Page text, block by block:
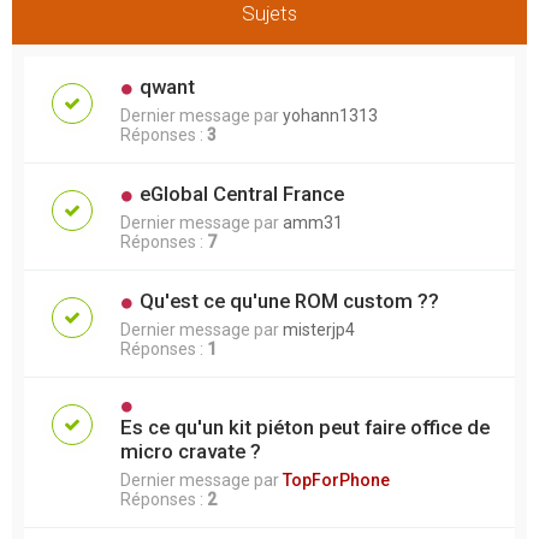
Sujets
qwant
Dernier message paryohann1313
Réponses : 3
eGlobal Central France
Dernier message paramm31
Réponses : 7
Qu'est ce qu'une ROM custom ??
Dernier message parmisterjp4
Réponses : 1
Es ce qu'un kit piéton peut faire office de
micro cravate ?
Dernier message parTopForPhone
Réponses : 2